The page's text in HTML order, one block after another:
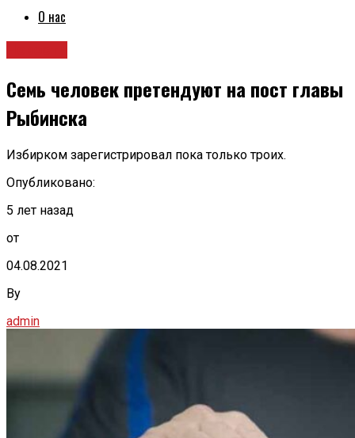
О нас
Семь человек претендуют на пост главы
Рыбинска
Избирком зарегистрировал пока только троих.
Опубликовано:
5 лет назад
от
04.08.2021
By
admin